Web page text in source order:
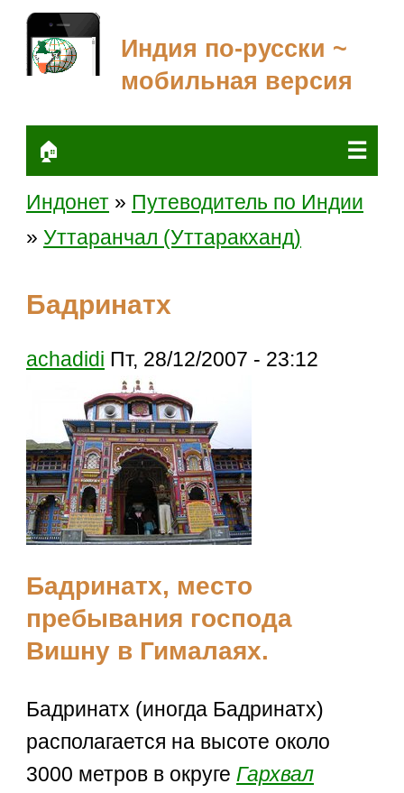
Индия по-русски ~
мобильная версия
🏠 ☰
Индонет » Путеводитель по Индии
»Уттаранчал (Уттаракханд)
Бадринатх
achadidi Пт, 28/12/2007 - 23:12
Бадринатх, место
пребывания господа
Вишну в Гималаях.
Бадринатх (иногда Бадринатх)
располагается на высоте около
3000 метров в округе Гархвал